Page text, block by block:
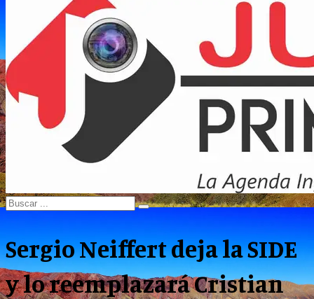
Search
for:
Search
Sergio Neiffert deja la SIDE
y lo reemplazará Cristian